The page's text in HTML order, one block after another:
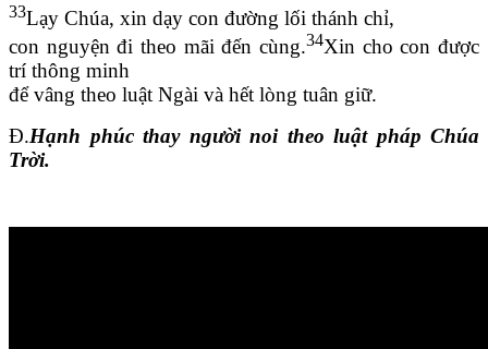
33Lạy Chúa, xin dạy con đường lối thánh chỉ,
con nguyện đi theo mãi đến cùng.34Xin cho con được
trí thông minh
để vâng theo luật Ngài và hết lòng tuân giữ.
Đ.Hạnh phúc thay người noi theo luật pháp Chúa
Trời.